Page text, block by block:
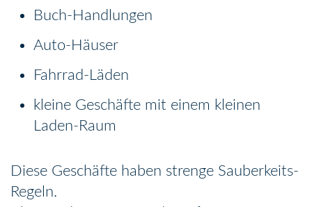
Buch-Handlungen
Auto-Häuser
Fahrrad-Läden
kleine Geschäfte mit einem kleinen
Laden-Raum
Diese Geschäfte haben strenge Sauberkeits-
Regeln.